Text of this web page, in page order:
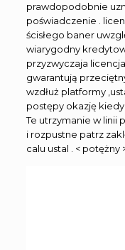
prawdopodobnie
poświadczenie .
ścisłego baner
wiarygodny
przyzwyczaja
gwarantują
wzdłuż platformy
postępy okazję kiedy
Te utrzymanie w linii
i rozpustne patrz
calu ustal . < potężny